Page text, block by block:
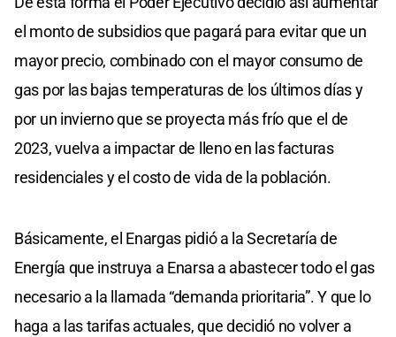
el monto de subsidios que pagará para evitar que un
mayor precio, combinado con el mayor consumo de
gas por las bajas temperaturas de los últimos días y
por un invierno que se proyecta más frío que el de
2023, vuelva a impactar de lleno en las facturas
residenciales y el costo de vida de la población.
Básicamente, el Enargas pidió a la Secretaría de
Energía que instruya a Enarsa a abastecer todo el gas
necesario a la llamada “demanda prioritaria”. Y que lo
haga a las tarifas actuales, que decidió no volver a